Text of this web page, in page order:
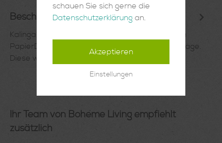
Beschreibung
Kalinga Frau - großer Kunstdruck auf recyceltem
PapierDekoratives Tapetenbild in limitierter Auflage.
Diese wunderschönen ex…
Ihr Team von Boheme Living empfiehlt
zusätzlich
schauen Sie sich gerne die
Datenschutzerklärung an.
Akzeptieren
Einstellungen